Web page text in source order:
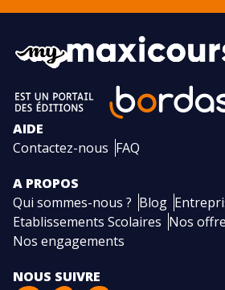
AIDE
Contactez-nous FAQ
A PROPOS
Qui sommes-nous ? Blog
Etablissements Scolaires Nos
Nos engagements
NOUS SUIVRE